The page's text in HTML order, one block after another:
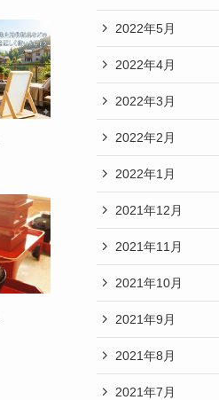
2022年5月
2022年4月
2022年3月
2022年2月
2022年1月
2021年12月
2021年11月
2021年10月
2021年9月
2021年8月
2021年7月